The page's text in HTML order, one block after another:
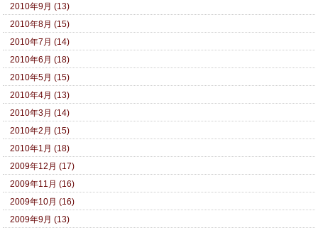
2010年9月 (13)
2010年8月 (15)
2010年7月 (14)
2010年6月 (18)
2010年5月 (15)
2010年4月 (13)
2010年3月 (14)
2010年2月 (15)
2010年1月 (18)
2009年12月 (17)
2009年11月 (16)
2009年10月 (16)
2009年9月 (13)